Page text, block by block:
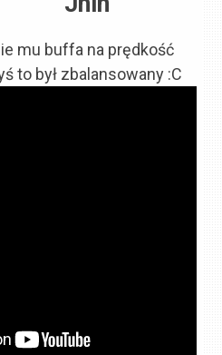
mu buffa na prędkość
to był zbalansowany :C